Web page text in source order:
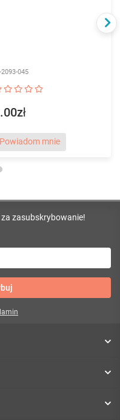
2093-045
Powiadom mnie
zasubskrybowanie!